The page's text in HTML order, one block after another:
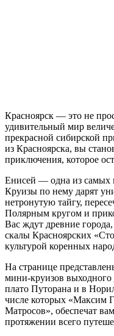
Красноярск — это не
удивительный мир
прекрасной сибирской
из Красноярска, вы
приключения, которое
Енисей — одна из
Круизы по нему дарят
нетронутую тайгу,
Полярным кругом и
Вас ждут древние
скалы Красноярских
культурой коренных
На странице
мини-круизов
плато Путорана и в
числе которых «Максим
Матросов», обеспечат
протяжении всего